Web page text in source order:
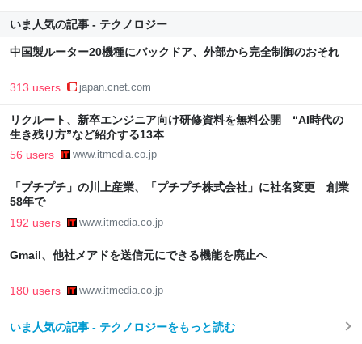
いま人気の記事 - テクノロジー
中国製ルーター20機種にバックドア、外部から完全制御のおそれ
313 users japan.cnet.com
リクルート、新卒エンジニア向け研修資料を無料公開 “AI時代の
生き残り方”など紹介する13本
56 users www.itmedia.co.jp
「プチプチ」の川上産業、「プチプチ株式会社」に社名変更 創業
58年で
192 users www.itmedia.co.jp
Gmail、他社メアドを送信元にできる機能を廃止へ
180 users www.itmedia.co.jp
いま人気の記事 - テクノロジーをもっと読む